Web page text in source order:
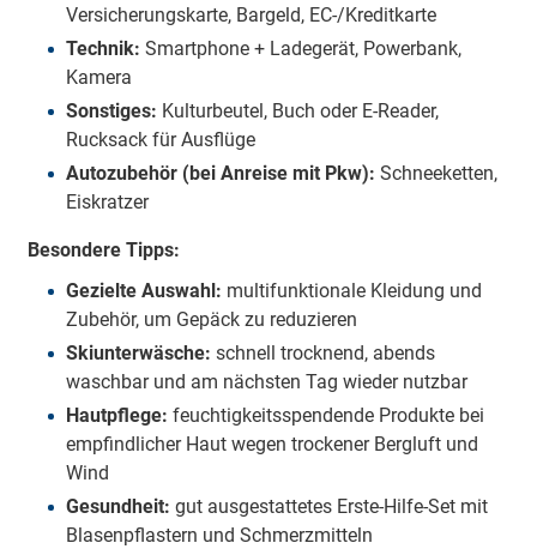
Versicherungskarte, Bargeld, EC-/Kreditkarte
Technik: Smartphone + Ladegerät, Powerbank,
Kamera
Sonstiges: Kulturbeutel, Buch oder E-Reader,
Rucksack für Ausflüge
Autozubehör (bei Anreise mit Pkw): Schneeketten,
Eiskratzer
Besondere Tipps:
Gezielte Auswahl: multifunktionale Kleidung und
Zubehör, um Gepäck zu reduzieren
Skiunterwäsche: schnell trocknend, abends
waschbar und am nächsten Tag wieder nutzbar
Hautpflege: feuchtigkeitsspendende Produkte bei
empfindlicher Haut wegen trockener Bergluft und
Wind
Gesundheit: gut ausgestattetes Erste-Hilfe-Set mit
Blasenpflastern und Schmerzmitteln